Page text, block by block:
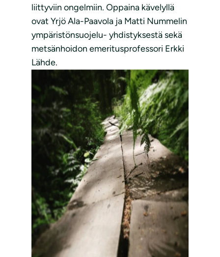
liittyviin ongelmiin. Oppaina kävelyllä
ovat Yrjö Ala-Paavola ja Matti Nummelin
ympäristönsuojelu- yhdistyksestä sekä
metsänhoidon emeritusprofessori Erkki
Lähde.